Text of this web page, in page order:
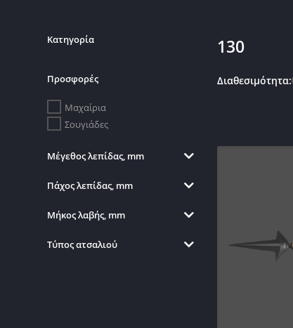
130
Διαθεσιμότητα:
Κατηγορία
Προσφορές
Μαχαίρια
Σουγιάδες
Μέγεθος λεπίδας, mm
Πάχος λεπίδας, mm
Μήκος λαβής, mm
Τύπος ατσαλιού